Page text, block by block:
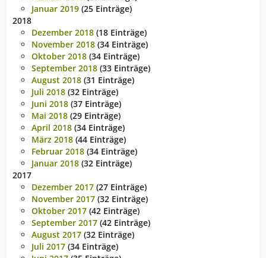
Januar 2019 (25 Einträge)
2018
Dezember 2018 (18 Einträge)
November 2018 (34 Einträge)
Oktober 2018 (34 Einträge)
September 2018 (33 Einträge)
August 2018 (31 Einträge)
Juli 2018 (32 Einträge)
Juni 2018 (37 Einträge)
Mai 2018 (29 Einträge)
April 2018 (34 Einträge)
März 2018 (44 Einträge)
Februar 2018 (34 Einträge)
Januar 2018 (32 Einträge)
2017
Dezember 2017 (27 Einträge)
November 2017 (32 Einträge)
Oktober 2017 (42 Einträge)
September 2017 (42 Einträge)
August 2017 (32 Einträge)
Juli 2017 (34 Einträge)